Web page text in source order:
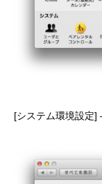
[システム環境設定]